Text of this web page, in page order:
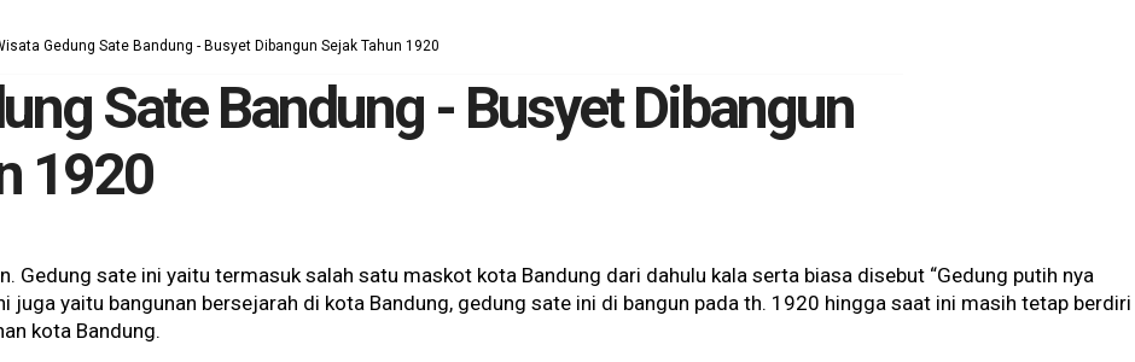
Gedung Sate Bandung - Busyet Dibangun Sejak Tahun 1920
Sate Bandung - Busyet Dibangun
1920
Gedung sate ini yaitu termasuk salah satu maskot kota Bandung dari dahulu kala serta biasa disebut “Gedung putih nya
juga yaitu bangunan bersejarah di kota Bandung, gedung sate ini di bangun pada th. 1920 hingga saat ini masih tetap berdiri
kota Bandung.